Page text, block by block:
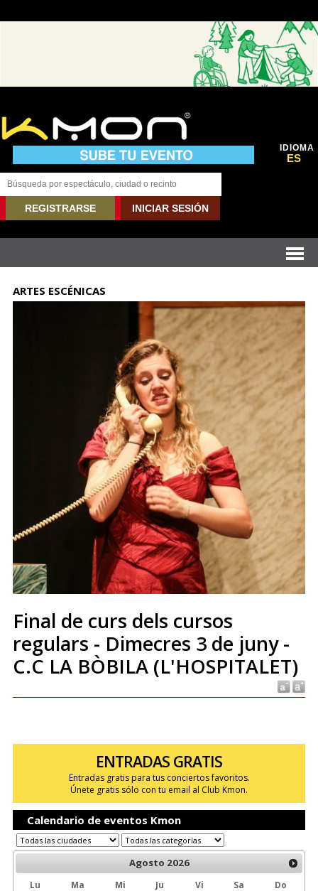
IDIOMA
ES
REGISTRARSE INICIAR SESIÓN
ARTES ESCÉNICAS
Final de curs dels cursos
regulars - Dimecres 3 de juny -
C.C LA BÒBILA (L'HOSPITALET)
ENTRADAS GRATIS
Entradas gratis para tus conciertos favoritos.
Únete gratis sólo con tu email al Club Kmon.
Calendario de eventos Kmon
Agosto 2026
Lu Ma Mi Ju Vi Sa
Do